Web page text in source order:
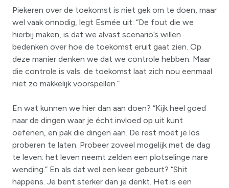
Piekeren over de toekomst is niet gek om te doen, maar
wel vaak onnodig, legt Esmée uit: “De fout die we
hierbij maken, is dat we alvast scenario’s willen
bedenken over hoe de toekomst eruit gaat zien. Op
deze manier denken we dat we controle hebben. Maar
die controle is vals: de toekomst laat zich nou eenmaal
niet zo makkelijk voorspellen.”
En wat kunnen we hier dan aan doen? “Kijk heel goed
naar de dingen waar je écht invloed op uit kunt
oefenen, en pak die dingen aan. De rest moet je los
proberen te laten. Probeer zoveel mogelijk met de dag
te leven: het leven neemt zelden een plotselinge nare
wending.” En als dat wel een keer gebeurt? “Shit
happens. Je bent sterker dan je denkt. Het is een